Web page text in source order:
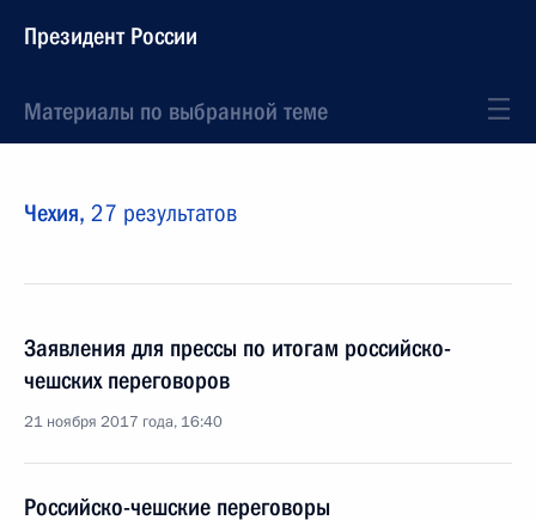
Президент России
Материалы по выбранной теме
Чехия, 27 результатов
Заявления для прессы по итогам российско-
чешских переговоров
21 ноября 2017 года, 16:40
Российско-чешские переговоры